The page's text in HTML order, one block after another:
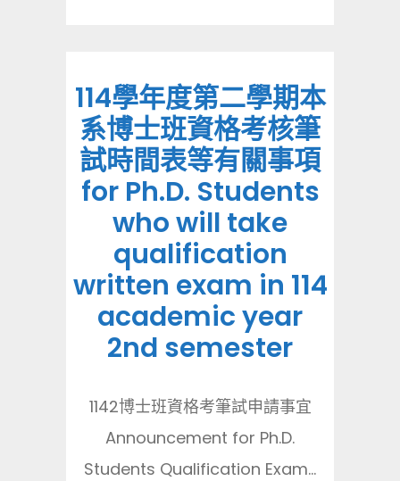
114學年度第二學期本
系博士班資格考核筆
試時間表等有關事項
for Ph.D. Students
who will take
qualification
written exam in 114
academic year
2nd semester
1142博士班資格考筆試申請事宜
Announcement for Ph.D.
Students Qualification Exam...